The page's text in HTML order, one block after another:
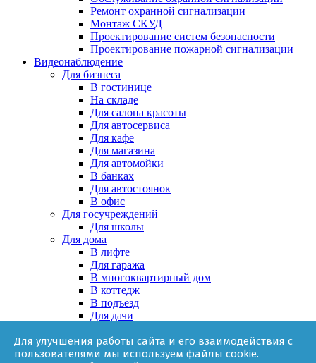
Для улучшения работы сайта и его взаимодействия с
пользователями мы используем файлы cookie.
Ремонт охранной сигнализации
Монтаж СКУД
Проектирование систем безопасности
Проектирование пожарной сигнализации
Видеонаблюдение
Для бизнеса
В гостинице
На складе
Для салона красоты
Для автосервиса
Для кафе
Для магазина
Для автомойки
В банках
Для автостоянок
В офис
Для госучреждений
Для школы
Для дома
В лифте
Для гаража
В многоквартирный дом
В коттедж
В подъезд
Для дачи
За няней
В квартире